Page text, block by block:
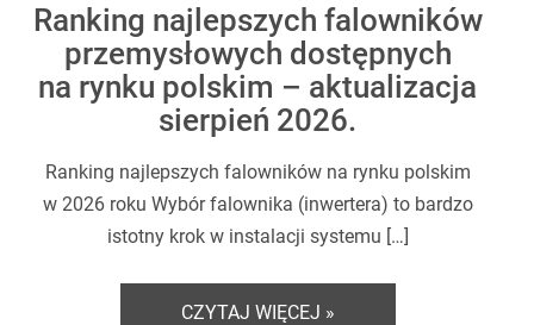
Ranking najlepszych falowników
przemysłowych dostępnych
na rynku polskim – aktualizacja
sierpień 2026.
Ranking najlepszych falowników na rynku polskim
w 2026 roku Wybór falownika (inwertera) to bardzo
istotny krok w instalacji systemu […]
CZYTAJ WIĘCEJ »